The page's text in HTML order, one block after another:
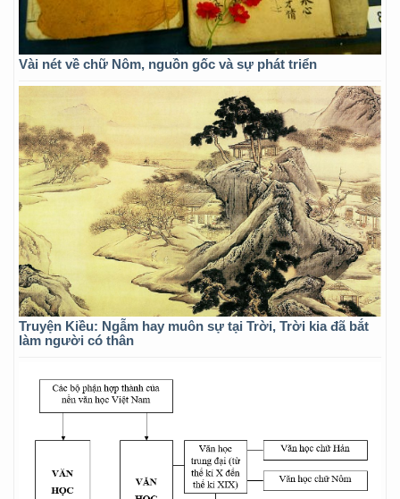
Vài nét về chữ Nôm, nguồn gốc và sự phát triển
Truyện Kiều: Ngẫm hay muôn sự tại Trời, Trời kia đã bắt
làm người có thân